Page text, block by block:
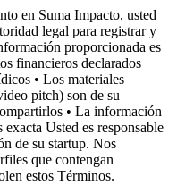
en Suma Impacto, usted
legal para registrar y
proporcionada es
financieros declarados
• Los materiales
pitch) son de su
• La información
Usted es responsable
de su startup. Nos
que contengan
estos Términos.